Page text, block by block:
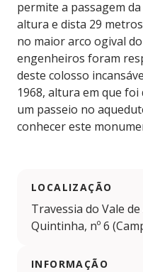
permite a passagem
altura e dista 29
no maior arco ogival
engenheiros foram
deste colosso
1968, altura em que
um passeio no
conhecer este
LOCALIZAÇÃO
Travessia do Vale
Quintinha, nº 6
INFORMAÇÃO